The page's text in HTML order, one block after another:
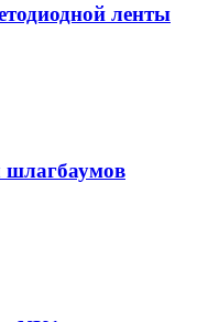
ленты
шлагбаумов